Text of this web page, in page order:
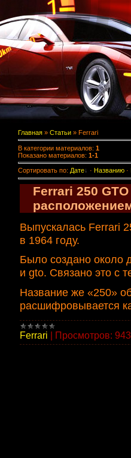
Главная » Статьи » Ferrari
В категории материалов: 1
Показано материалов: 1-1
Сортировать по: Дате · Названию ·
Ferrari 250
Выпускалась Ferrari
в 1964 году.
Было создано около
и gto. Связано это с
Название же «250»
расшифровывается
Ferrari | Просмотров: 943